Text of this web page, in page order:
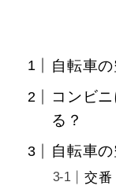
自転車
コンビ
る？
自転車
交番